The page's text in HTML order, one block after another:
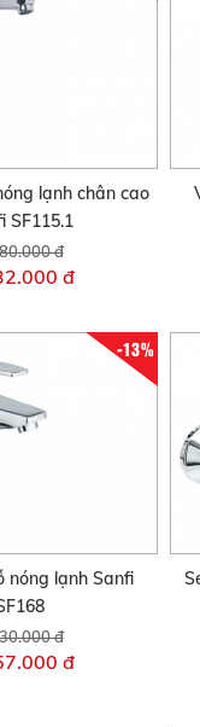
lạnh chân cao
SF115.1
đ
đ
-13%
nóng lạnh Sanfi
đ
đ